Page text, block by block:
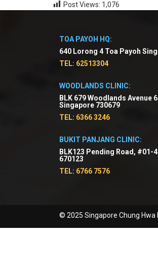
Post Views: 1,076
TOA PAYOH HQ:
640 Lorong 4 Toa Payoh
TEL: 62513304
WOODLANDS CLINIC:
BLK 679 Woodlands Avenue
Singapore 730679
TEL: 6366 3246
BUKIT PANJANG CLINIC:
BLK123 Pending Road, #01-
670123
TEL: 6766 7576
© 2025 Singapore Chung Hwa